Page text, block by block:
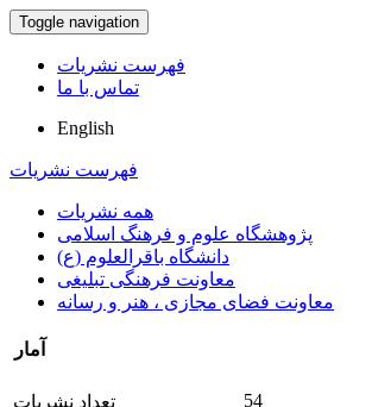
Toggle navigation
فهرست نشریات
تماس با ما
English
فهرست نشریات
همه نشریات
پژوهشگاه علوم و فرهنگ اسلامی
دانشگاه باقرالعلوم (ع)
معاونت فرهنگی تبلیغی
معاونت فضای مجازی ، هنر و رسانه
آمار
تعداد نشریات
54